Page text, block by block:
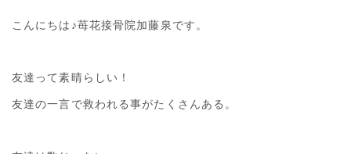
こんにちは♪苺花接骨院加藤泉です。
友達って素晴らしい！
友達の一言で救われる事がたくさんある。